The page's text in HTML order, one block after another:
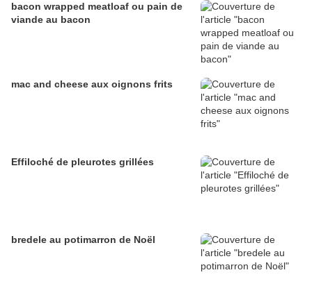
bacon wrapped meatloaf ou pain de
viande au bacon
mac and cheese aux oignons frits
Effiloché de pleurotes grillées
bredele au potimarron de Noël